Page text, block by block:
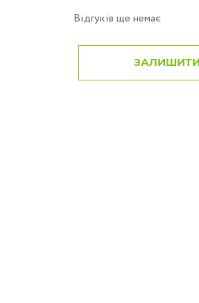
Відгуків ще немає
ЗАЛИШИТИ